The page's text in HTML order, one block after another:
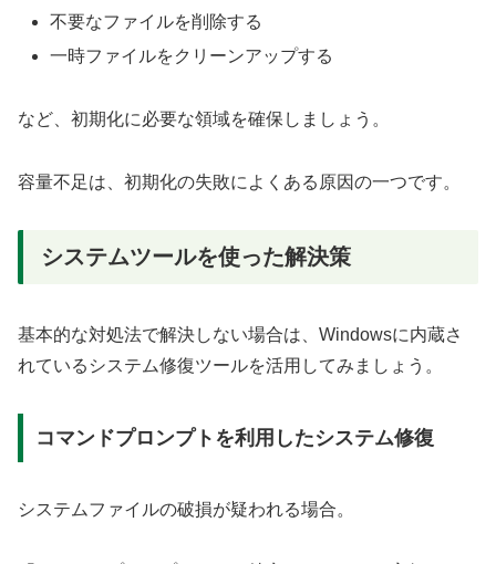
不要なファイルを削除する
一時ファイルをクリーンアップする
など、初期化に必要な領域を確保しましょう。
容量不足は、初期化の失敗によくある原因の一つです。
システムツールを使った解決策
基本的な対処法で解決しない場合は、Windowsに内蔵さ
れているシステム修復ツールを活用してみましょう。
コマンドプロンプトを利用したシステム修復
システムファイルの破損が疑われる場合。